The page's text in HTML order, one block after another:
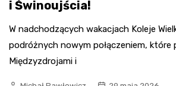
i Świnoujścia!
W nadchodzących wakacjach Koleje
podróżnych nowym połączeniem, które
Międzyzdrojami i